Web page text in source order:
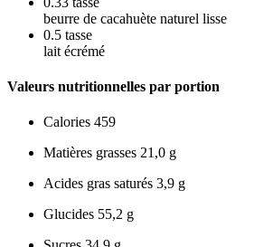
beurre de cacahuète naturel lisse
0.5 tasse
lait écrémé
Valeurs nutritionnelles par portion
Calories 459
Matières grasses 21,0 g
Acides gras saturés 3,9 g
Glucides 55,2 g